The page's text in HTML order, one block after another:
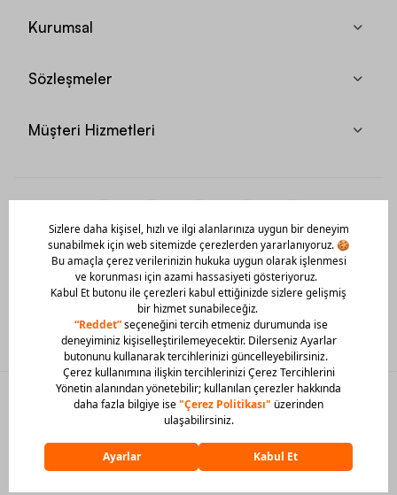
Kurumsal
Sözleşmeler
Müşteri Hizmetleri
Mobil Uygulamamızı Hemen İndir!
© 2026 Barcin Tüm Hakları Saklıdır
Sitedeki görsel materyaller izinsiz kullanılamaz.